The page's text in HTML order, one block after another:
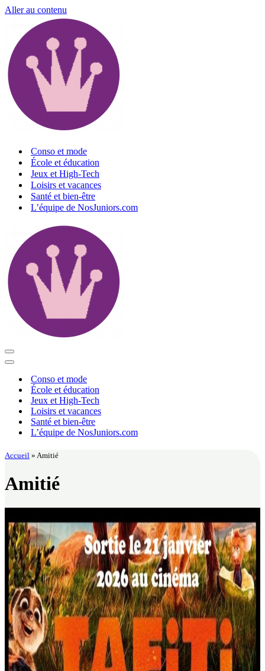
Aller au contenu
Conso et mode
École et éducation
Jeux et High-Tech
Loisirs et vacances
Santé et bien-être
L’équipe de NosJuniors.com
Menu
de
Menu
navigationConso et mode
École et éducation
Jeux et High-Tech
Loisirs et vacances
Santé et bien-être
L’équipe de NosJuniors.com
Accueil » Amitié
Amitié